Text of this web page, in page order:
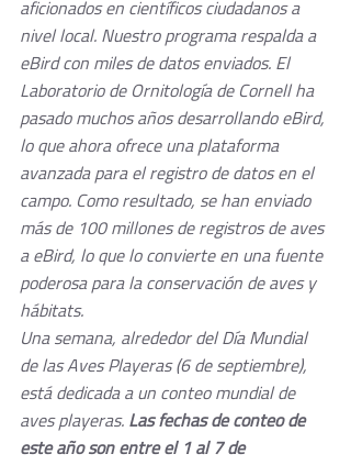
aficionados en científicos ciudadanos a
nivel local. Nuestro programa respalda a
eBird con miles de datos enviados. El
Laboratorio de Ornitología de Cornell ha
pasado muchos años desarrollando eBird,
lo que ahora ofrece una plataforma
avanzada para el registro de datos en el
campo. Como resultado, se han enviado
más de 100 millones de registros de aves
a eBird, lo que lo convierte en una fuente
poderosa para la conservación de aves y
hábitats.
Una semana, alrededor del Día Mundial
de las Aves Playeras (6 de septiembre),
está dedicada a un conteo mundial de
aves playeras. Las fechas de conteo de
este año son entre el 1 al 7 de